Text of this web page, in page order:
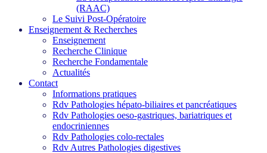
(RAAC)
Le Suivi Post-Opératoire
Enseignement & Recherches
Enseignement
Recherche Clinique
Recherche Fondamentale
Actualités
Contact
Informations pratiques
Rdv Pathologies hépato-biliaires et pancréatiques
Rdv Pathologies oeso-gastriques, bariatriques et
endocriniennes
Rdv Pathologies colo-rectales
Rdv Autres Pathologies digestives